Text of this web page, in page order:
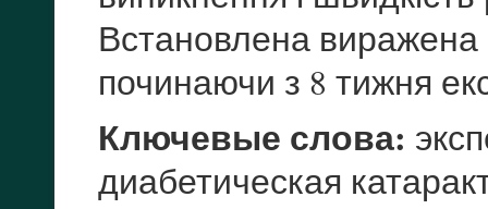
Встановлена виражена
починаючи з 8 тижня
Ключевые слова:
диабетическая